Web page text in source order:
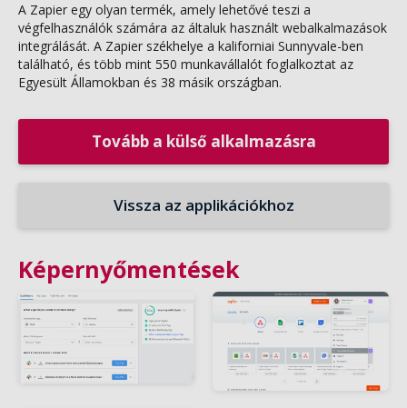
A Zapier egy olyan termék, amely lehetővé teszi a
végfelhasználók számára az általuk használt webalkalmazások
integrálását. A Zapier székhelye a kaliforniai Sunnyvale-ben
található, és több mint 550 munkavállalót foglalkoztat az
Egyesült Államokban és 38 másik országban.
Tovább a külső alkalmazásra
Vissza az applikációkhoz
Képernyőmentések